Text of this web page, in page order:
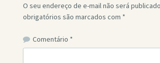
O seu endereço de e-mail não será
obrigatórios são marcados com *
Comentário *